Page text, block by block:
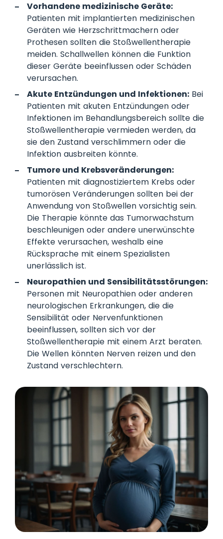
Vorhandene medizinische Geräte:
Patienten mit implantierten medizinischen
Geräten wie Herzschrittmachern oder
Prothesen sollten die Stoßwellentherapie
meiden. Schallwellen können die Funktion
dieser Geräte beeinflussen oder Schäden
verursachen.
Akute Entzündungen und Infektionen: Bei
Patienten mit akuten Entzündungen oder
Infektionen im Behandlungsbereich sollte die
Stoßwellentherapie vermieden werden, da
sie den Zustand verschlimmern oder die
Infektion ausbreiten könnte.
Tumore und Krebsveränderungen:
Patienten mit diagnostiziertem Krebs oder
tumorösen Veränderungen sollten bei der
Anwendung von Stoßwellen vorsichtig sein.
Die Therapie könnte das Tumorwachstum
beschleunigen oder andere unerwünschte
Effekte verursachen, weshalb eine
Rücksprache mit einem Spezialisten
unerlässlich ist.
Neuropathien und Sensibilitätsstörungen:
Personen mit Neuropathien oder anderen
neurologischen Erkrankungen, die die
Sensibilität oder Nervenfunktionen
beeinflussen, sollten sich vor der
Stoßwellentherapie mit einem Arzt beraten.
Die Wellen könnten Nerven reizen und den
Zustand verschlechtern.